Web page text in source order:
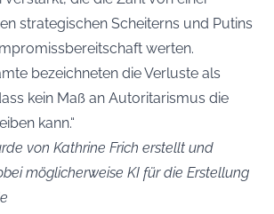
strategischen Scheiterns und Putins
werten.
bezeichneten die Verluste als
kein Maß an Autoritarismus die
kann.“
von Kathrine Frich erstellt und
möglicherweise KI für die Erstellung